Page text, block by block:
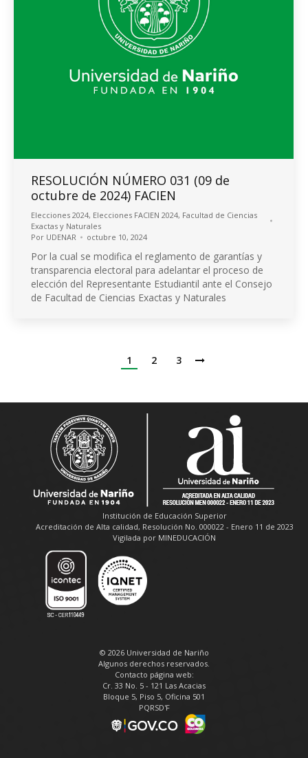
RESOLUCIÓN NÚMERO 031 (09 de
octubre de 2024) FACIEN
Elecciones 2024, Elecciones FACIEN 2024, Facultad de Ciencias
Exactas y Naturales
Por UDENAR octubre 10, 2024
Por la cual se modifica el reglamento de garantías y
transparencia electoral para adelantar el proceso de
elección del Representante Estudiantil ante el Consejo
de Facultad de Ciencias Exactas y Naturales
1 2 3
Institución de Educación Superior
Acreditación de Alta calidad, Resolución No. 000022 - Enero 11 de 2023
Vigilada por MINEDUCACIÓN
© 2026 Universidad de Nariño
Algunos derechos reservados.
Contacto página web:
Cr. 33 No. 5 - 121 Las Acacias
Bloque 5, Piso 5, Oficina 501
PQRSD'F